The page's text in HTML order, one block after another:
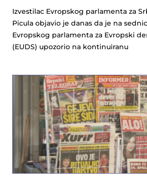
Izvestilac Evropskog parlamenta za
Picula objavio je danas da je na
Evropskog parlamenta za Evropski
(EUDS) upozorio na kontinuiranu